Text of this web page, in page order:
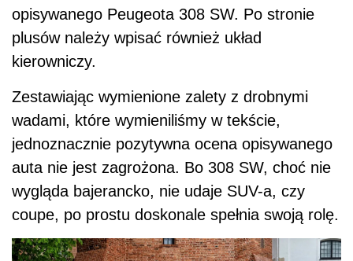
opisywanego Peugeota 308 SW. Po stronie
plusów należy wpisać również układ
kierowniczy.
Zestawiając wymienione zalety z drobnymi
wadami, które wymieniliśmy w tekście,
jednoznacznie pozytywna ocena opisywanego
auta nie jest zagrożona. Bo 308 SW, choć nie
wygląda bajerancko, nie udaje SUV-a, czy
coupe, po prostu doskonale spełnia swoją rolę.